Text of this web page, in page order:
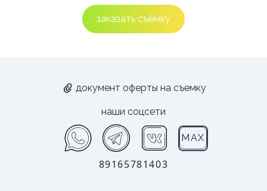
заказать съёмку
документ оферты на съемку
наши соцсети
MAX
89165781403